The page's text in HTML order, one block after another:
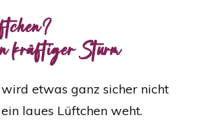
kräftiger Sturm
etwas ganz sicher nicht
laues Lüftchen weht.